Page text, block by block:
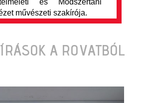
és Módszertani
művészeti szakírója.
A ROVATBÓL